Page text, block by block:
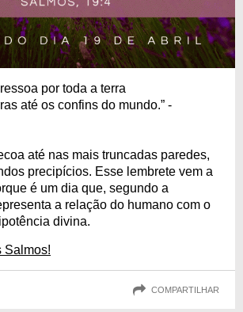
por toda a terra
até os confins do mundo.” -
até nas mais truncadas paredes,
precipícios. Esse lembrete vem a
é um dia que, segundo a
a relação do humano com o
divina.
Salmos!
COMPARTILHAR